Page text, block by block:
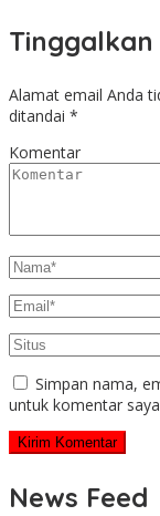
Tinggalkan
Alamat email Anda
ditandai *
Komentar
Simpan nama,
untuk komentar
News Feed